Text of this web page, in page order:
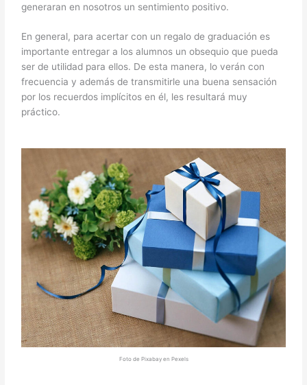
generaran en nosotros un sentimiento positivo.
En general, para acertar con un regalo de graduación es
importante entregar a los alumnos un obsequio que pueda
ser de utilidad para ellos. De esta manera, lo verán con
frecuencia y además de transmitirle una buena sensación
por los recuerdos implícitos en él, les resultará muy
práctico.
Foto de Pixabay en Pexels